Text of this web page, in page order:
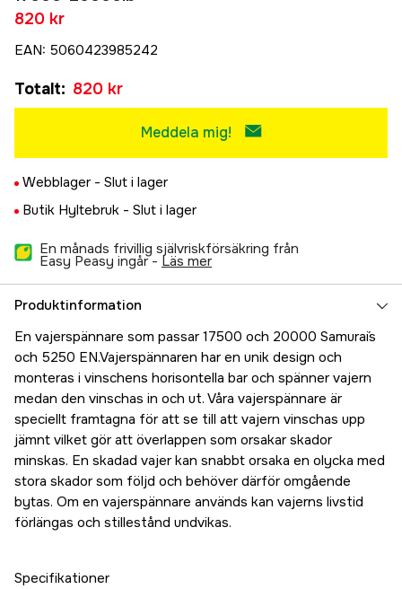
820 kr
EAN: 5060423985242
Totalt: 820 kr
Meddela mig!
Webblager - Slut i lager
Butik Hyltebruk - Slut i lager
En månads frivillig självriskförsäkring från
Easy Peasy ingår - läs mer
Produktinformation
En vajerspännare som passar 17500 och 20000 Samurai´s
och 5250 EN.Vajerspännaren har en unik design och
monteras i vinschens horisontella bar och spänner vajern
medan den vinschas in och ut. Våra vajerspännare är
speciellt framtagna för att se till att vajern vinschas upp
jämnt vilket gör att överlappen som orsakar skador
minskas. En skadad vajer kan snabbt orsaka en olycka med
stora skador som följd och behöver därför omgående
bytas. Om en vajerspännare används kan vajerns livstid
förlängas och stillestånd undvikas.
Specifikationer